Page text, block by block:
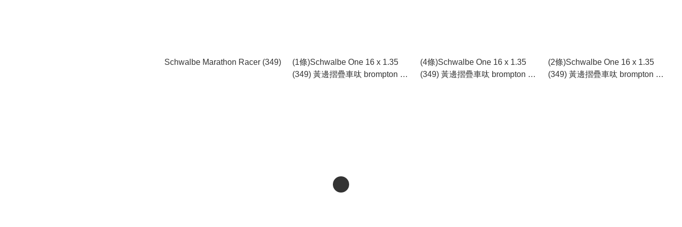
Schwalbe Marathon Racer (349)
(1條)Schwalbe One 16 x 1.35
(349) 黃邊摺疊車呔 brompton 以
(4條)Schwalbe One 16 x 1.35
(349) 黃邊摺疊車呔 brompton 以
(2條)Schwalbe One 16 x 1.35
(349) 黃邊摺疊車呔 brompton 以